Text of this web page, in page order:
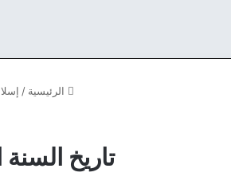
الرئيسية /
تاريخ